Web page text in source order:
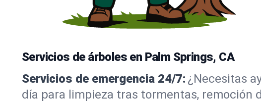
Servicios de árboles en Palm Springs, CA
Servicios de emergencia 24/7: ¿Necesitas
día para limpieza tras tormentas, remoción